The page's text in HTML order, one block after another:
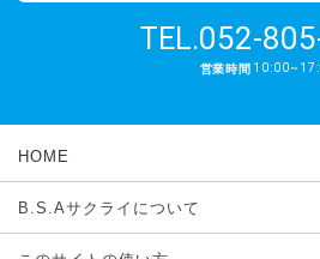
TEL.052-
営業時間
HOME
B.S.Aサクライについて